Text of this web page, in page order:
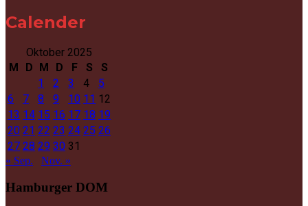
Calender
Oktober 2025
M
D M D F S
S
1
2 3 4
5
6
7 8 9 10 11 12
13 14 15 16 17 18 19
20 21 22 23 24 25 26
27 28 29 30 31
« Sep. Nov. »
Hamburger DOM